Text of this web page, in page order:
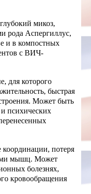
микоз,
рода Аспергиллус,
и в компостных
с ВИЧ-
для которого
быстрая
Может быть
психических
потеря
мышц. Может
болезнях,
кровообращения